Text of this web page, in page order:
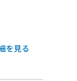
を見る